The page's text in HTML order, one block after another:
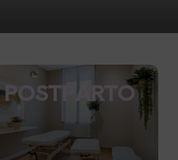
POSTPARTO